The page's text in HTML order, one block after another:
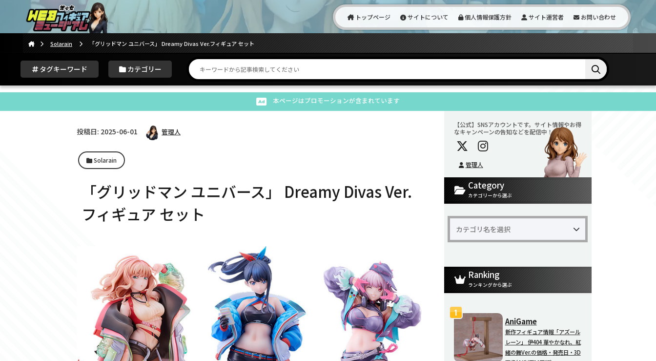
トップページ サイトについて 個人情報保護方針 サイト運営者 お問い合わせ
Solarain 「グリッドマン ユニバース」 Dreamy Divas Ver.フィギュア セット
タグキーワード カテゴリー
本ページはプロモーションが含まれています
投稿日: 2025-06-01 管理人
Solarain
「グリッドマン ユニバース」 Dreamy Divas Ver.
フィギュア セット
【公式】SNSアカウントです。サイト情報やお得
なキャンペーンの告知などを配信中！
管理人
Category
カテゴリーから選ぶ
Ranking
ランキングから選ぶ
AniGame
新作フィギュア情報「アズール
レーン」 伊404 華やかなれ、紅
緒の舞Ver.の価格・発売日・3D